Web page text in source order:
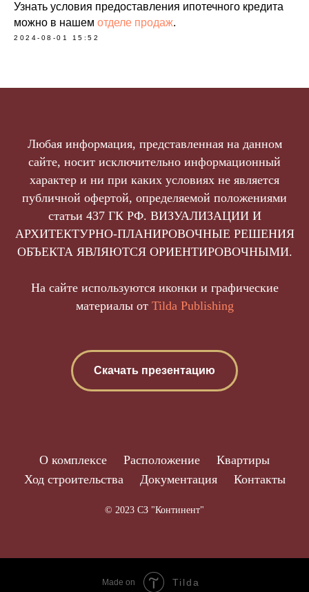
Узнать условия предоставления ипотечного кредита
можно в нашем отделе продаж.
2024-08-01 15:52
Любая информация, представленная на данном
сайте, носит исключительно информационный
характер и ни при каких условиях не является
публичной офертой, определяемой положениями
статьи 437 ГК РФ. ВИЗУАЛИЗАЦИИ И
АРХИТЕКТУРНО-ПЛАНИРОВОЧНЫЕ РЕШЕНИЯ
ОБЪЕКТА ЯВЛЯЮТСЯ ОРИЕНТИРОВОЧНЫМИ.
На сайте используются иконки и графические
материалы от Tilda Publishing
Скачать презентацию
О комплексе Расположение
Квартиры
Ход строительства
Документация Контакты
© 2023 СЗ "Континент"
Made on Tilda